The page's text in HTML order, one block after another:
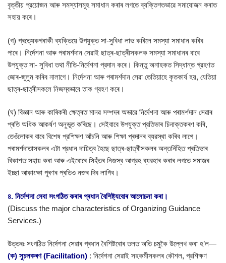
বৃত্তীয় প্রয়োজন আৰু সমস্যাসমূহ সমাধান কৰাৰ লগতে ব্যক্তিগতভাৱে সমাযোজন কৰাত
সহায় কৰে।
(গ) প্ৰত্যেকগৰাকী ব্যক্তিয়ে উপযুক্ত সা-সুবিধা লাভ কৰিলে সমস্যা সমাধান কৰিব
পাৰে। নিৰ্দেশনা আৰু পৰামৰ্শদান সেৱাই ছাত্ৰ-ছাত্ৰীসকলক সমস্যা সমাধানৰ বাবে
উপযুক্ত সা- সুবিধা তথা নীতি-নির্দেশনা প্রদান কৰে। কিন্তু অনাহকত সিদ্ধান্ত গ্রহণত
জোৰ-জুলুম কৰিব নালাগে। নিৰ্দেশনা আৰু পৰামৰ্শদান সেৱা তেতিয়াহে কৃতকার্য হয়, যেতিয়া
ছাত্ৰ-ছাত্ৰীসকলে নিজস্বভাবে তাক গ্রহণ কৰে।
(ঘ) বিজ্ঞান আৰু কাৰিকৰী ক্ষেত্ৰত মানৱ সম্পদৰ অভাৱে নিৰ্দেশনা আৰু পৰামৰ্শদান সেৱাৰ
প্ৰতি অধিক আকর্ষণ অনুভূত কৰিছে। সেইবাবে উপযুক্ত প্রতিভাৰ চিনাক্তকৰণ কৰি,
তেওঁলোকৰ বাবে বিশেষ প্রশিক্ষণ আঁচনি আৰু শিক্ষা প্ৰদানৰ ব্যৱস্থা কৰিব লাগে।
পৰামৰ্শদাতাসকলৰ এটা প্রধান দায়িত্ব হৈছে ছাত্ৰ-ছাত্ৰীসকলৰ অন্তর্নিহিত প্ৰতিভাৰ
বিকাশত সহায় কৰা আৰু এইবোৰে সিহঁতৰ নিজস্ব আগ্রহ ব্যৱহাৰ কৰাৰ লগতে সমাজৰ
ইচ্ছা আকাংক্ষা পূৰণৰ প্ৰতিও নজৰ দিব লাগিব।
৪. নির্দেশনা সেবা সংগঠিত কৰাৰ প্ৰধান বৈশিষ্ট্যবোৰ আলোচনা কৰা।
(Discuss the major characteristics of Organizing Guidance
Services.)
উত্তৰঃ সংগঠিত নির্দেশনা সেৱাৰ প্ৰধান বৈশিষ্টবোৰ তলত অতি চমুকৈ উল্লেখ কৰা হ’ল—
(ক) সুচলকৰণ (Facilitation) : নির্দেশনা সেৱাই সহকৰ্মীসকলৰ কৌশল, প্রশিক্ষণ